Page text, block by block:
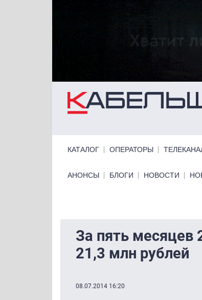
КАТАЛОГ ОПЕРАТОРЫ
Primary links bottom
АНОНСЫ БЛОГИ НОВОСТИ
За пять месяцев
21,3 млн рублей
08.07.2014 16:20